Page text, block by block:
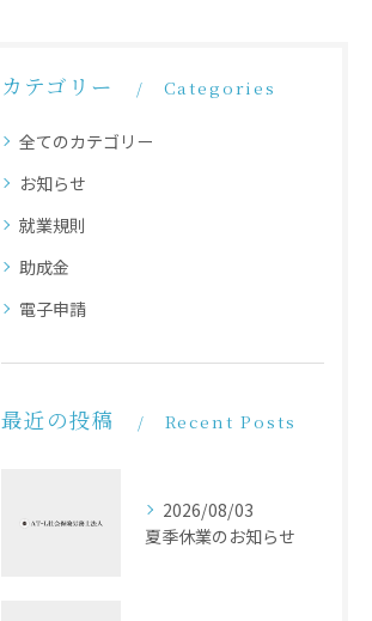
カテゴリー Categories
全てのカテゴリー
お知らせ
就業規則
助成金
電子申請
最近の投稿 Recent Posts
2026/08/03
夏季休業のお知らせ